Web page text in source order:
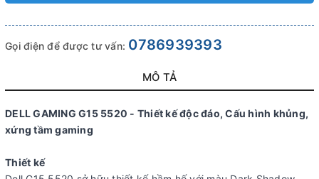
Gọi điện để được tư vấn: 0786939393
MÔ TẢ
DELL GAMING G15 5520 - Thiết kế độc đáo, Cấu hình khủng,
xứng tầm gaming
Thiết kế